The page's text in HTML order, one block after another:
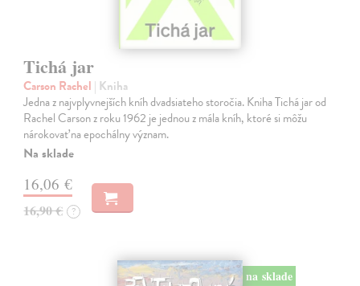
Tichá jar
Carson Rachel | Kniha
Jedna z najvplyvnejších kníh dvadsiateho storočia. Kniha Tichá jar od
Rachel Carson z roku 1962 je jednou z mála kníh, ktoré si môžu
nárokovať na epochálny význam.
Na sklade
16,06 €
16,90 € ?
na sklade